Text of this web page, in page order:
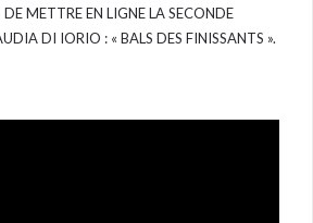
METTRE EN LIGNE LA SECONDE
DI IORIO : « BALS DES FINISSANTS ».